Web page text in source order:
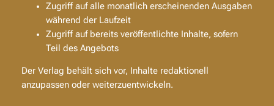
Zugriff auf alle monatlich erscheinenden Ausgaben
während der Laufzeit
Zugriff auf bereits veröffentlichte Inhalte, sofern
Teil des Angebots
Der Verlag behält sich vor, Inhalte redaktionell
anzupassen oder weiterzuentwickeln.